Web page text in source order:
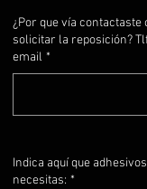
¿Por que vía
solicitar la reposición?
email *
Indica aquí que
necesitas: *